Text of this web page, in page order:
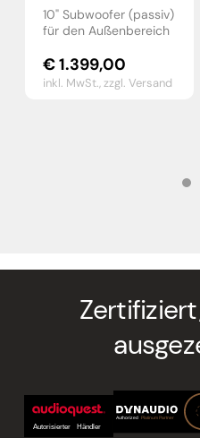
10" Subwoofer (passiv)
für den Außenbereich
€1.399,00
inkl. MwSt.,zzgl. Versand